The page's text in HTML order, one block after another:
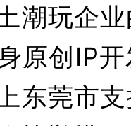
潮玩企业
原创IP
东莞市